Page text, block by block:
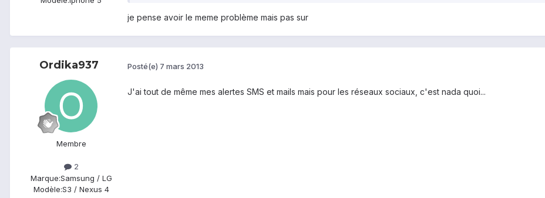
je pense avoir le meme problème mais pas sur
Ordika937
Membre
2
Marque:Samsung / LG
Modèle:S3 / Nexus 4
Posté(e) 7 mars 2013
J'ai tout de même mes alertes SMS et mails mais pour les réseaux sociaux, c'est nada quoi...